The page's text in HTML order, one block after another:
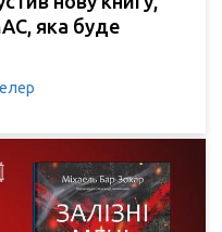
яка буде